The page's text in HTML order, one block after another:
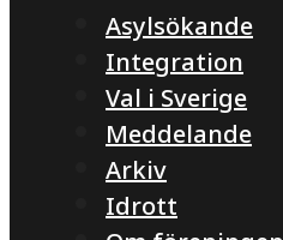
Asylsökande
Integration
Val i Sverige
Meddelande
Arkiv
Idrott